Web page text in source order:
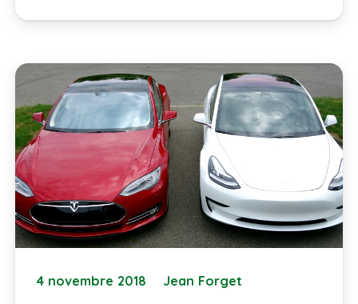
4 novembre 2018 Jean Forget